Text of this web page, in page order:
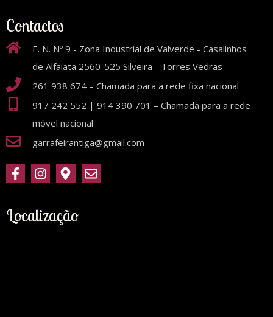
Contactos
E. N. Nº 9 - Zona Industrial de Valverde - Casalinhos
de Alfaiata 2560-525 Silveira - Torres Vedras
261 938 674 – Chamada para a rede fixa nacional
917 242 552 | 914 390 701 – Chamada para a rede
móvel nacional
garrafeirantiga@gmail.com
Localização